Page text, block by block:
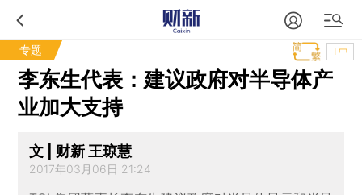
专题 T中
李东生代表：建议政府对半导体产
业加大支持
文 | 财新 王琼慧
2017年03月06日 21:24